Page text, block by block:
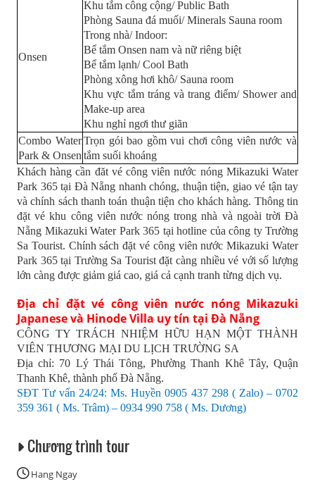
Onsen
Khu tắm công cộng/ Public Bath
Phòng Sauna đá muối/ Minerals Sauna room
Trong nhà/ Indoor:
Bể tắm Onsen nam và nữ riêng biệt
Bể tắm lạnh/ Cool Bath
Phòng xông hơi khô/ Sauna room
Khu vực tắm tráng và trang điểm/ Shower and
Make-up area
Khu nghỉ ngơi thư giãn
Combo Water
Park & Onsen
Trọn gói bao gồm vui chơi công viên nước và
tắm suối khoáng
Khách hàng cần đăt vé công viên nước nóng Mikazuki Water
Park 365 tại Đà Nẵng nhanh chóng, thuận tiện, giao vé tận tay
và chính sách thanh toán thuận tiện cho khách hàng. Thông tin
đặt vé khu công viên nước nóng trong nhà và ngoài trời Đà
Nẵng Mikazuki Water Park 365 tại hotline của công ty Trường
Sa Tourist. Chính sách đặt vé công viên nước Mikazuki Water
Park 365 tại Trường Sa Tourist đặt càng nhiều vé với số lượng
lớn càng được giảm giá cao, giá cả cạnh tranh từng dịch vụ.
Địa chỉ đặt vé công viên nước nóng Mikazuki
Japanese và Hinode Villa uy tín tại Đà Nẵng
CÔNG TY TRÁCH NHIỆM HỮU HẠN MỘT THÀNH
VIÊN THƯƠNG MẠI DU LỊCH TRƯỜNG SA
Địa chỉ: 70 Lý Thái Tông, Phường Thanh Khê Tây, Quận
Thanh Khê, thành phố Đà Nẵng.
SĐT Tư vấn 24/24: Ms. Huyền 0905 437 298 ( Zalo) – 0702
359 361 ( Ms. Trâm) – 0934 990 758 ( Ms. Dương)
Chương trình tour
Hang Ngay